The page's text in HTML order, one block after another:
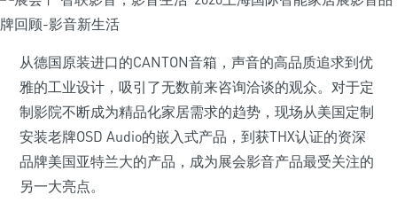
从德国原装进口的CANTON音箱，声音的高品质追求到优
雅的工业设计，吸引了无数前来咨询洽谈的观众。对于定
制影院不断成为精品化家居需求的趋势，现场从美国定制
安装老牌OSD Audio的嵌入式产品，到获THX认证的资深
品牌美国亚特兰大的产品，成为展会影音产品最受关注的
另一大亮点。